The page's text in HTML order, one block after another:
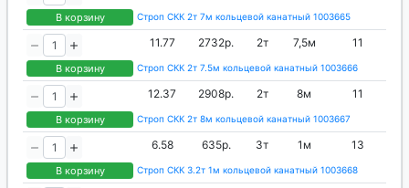
В корзину Строп СКК 2т 7м кольцевой канатный 1003665
В корзину
11.77 2732р. 2т 7,5м 11
Строп СКК 2т 7.5м кольцевой канатный 1003666
В корзину
12.37 2908р. 2т 8м 11
Строп СКК 2т 8м кольцевой канатный 1003667
В корзину
6.58 635р. 3т 1м 13
Строп СКК 3.2т 1м кольцевой канатный 1003668